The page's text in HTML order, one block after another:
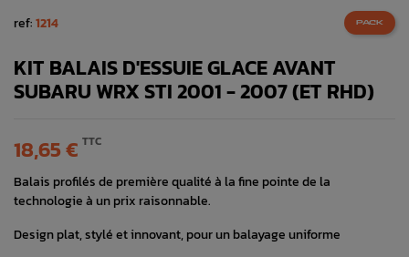
ref:1214 PACK
KIT BALAIS D'ESSUIE GLACE AVANT
SUBARU WRX STI 2001 - 2007 (ET RHD)
18,65 € TTC
Balais profilés de première qualité à la fine pointe de la
technologie à un prix raisonnable.
Design plat, stylé et innovant, pour un balayage uniforme